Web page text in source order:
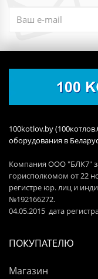
100kotlov.by
оборудования в
Компания ООО "БЛК7"
горисполкомом от 22
регистре юр. лиц и
№192166272.
04.05.2015 дата
ПОКУПАТЕЛЮ
Магазин